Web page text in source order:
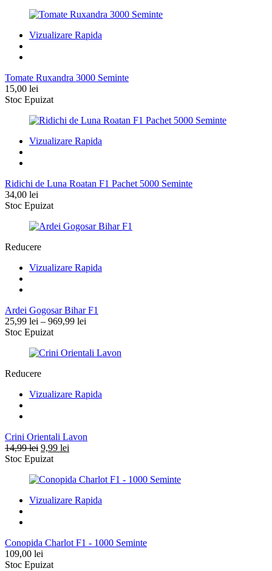
Vizualizare Rapida
Tomate Ruxandra 3000 Seminte
15,00 lei
Stoc Epuizat
Vizualizare Rapida
Ridichi de Luna Roatan F1 Pachet 5000 Seminte
34,00 lei
Stoc Epuizat
Reducere
Vizualizare Rapida
Ardei Gogosar Bihar F1
25,99 lei – 969,99 lei
25,99 lei
Stoc Epuizat
Reducere
Vizualizare Rapida
Crini Orientali Lavon
14,99lei Prețul
inițial
fost:
9,99 lei
9,99 lei.
Stoc Epuizat
Vizualizare Rapida
Conopida Charlot F1 - 1000 Seminte
109,00 lei
Stoc Epuizat